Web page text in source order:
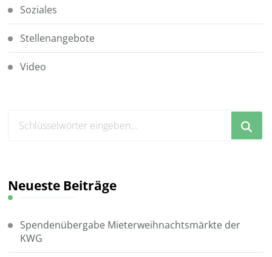
Soziales
Stellenangebote
Video
du
Neueste Beiträge
Spendenübergabe Mieterweihnachtsmärkte der
KWG